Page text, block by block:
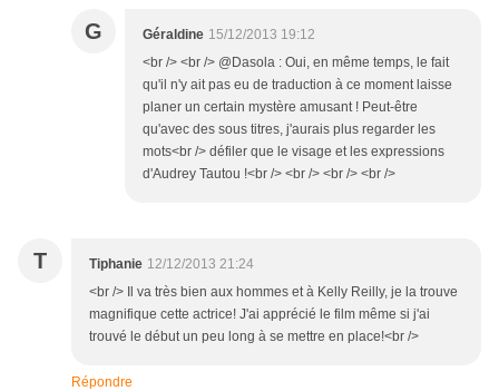
G Géraldine 15/12/2013 19:12
<br /> <br /> @Dasola : Oui, en même temps, le fait
qu'il n'y ait pas eu de traduction à ce moment laisse
planer un certain mystère amusant ! Peut-être
qu'avec des sous titres, j'aurais plus regarder les
mots<br /> défiler que le visage et les expressions
d'Audrey Tautou !<br /> <br /> <br /> <br />
T Tiphanie 12/12/2013 21:24
<br /> Il va très bien aux hommes et à Kelly Reilly, je la trouve
magnifique cette actrice! J'ai apprécié le film même si j'ai
trouvé le début un peu long à se mettre en place!<br />
Répondre